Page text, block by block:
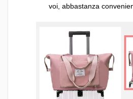
voi, abbastanza